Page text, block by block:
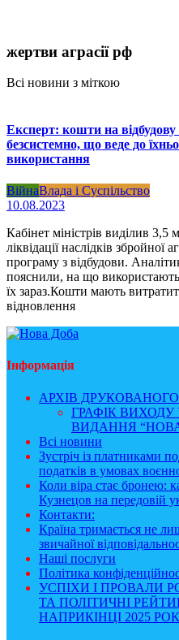
жертви аграсії рф
Всі новини з міткою
Експерт: кошти на
безсистемно, що веде до
використання
ВійнаВлада і Суспільство
10.08.2023
Кабінет міністрів виділив 3,5
ліквідації наслідків збройної
програму з відбудови.
пояснили, на що використають
їх зараз.Кошти мають
відновлення
Інформація
АРХІВ
ГРАФІК
ВИДАННЯ “НОВА
Всі новини
Зустріч із платниками
податків в умовах
Коли віра стає бронею:
Кузнецов на передовій
Контакти:
Країна тримається не
звичайної
Наші послуги
Політика
УСПІХИ І ПРОВАЛИ
ТА ПОЛІТИЧНІ
НАПРИКІНЦІ 2025